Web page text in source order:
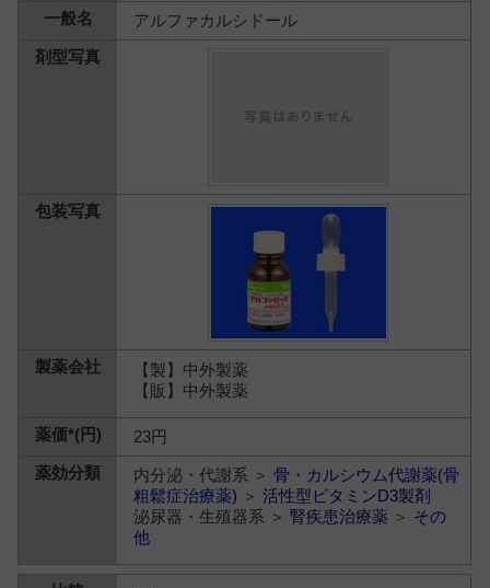
アルファカルシドール
【製】中外製薬
【販】中外製薬
23円
内分泌・代謝系 ＞骨・カルシウム代謝薬(骨
粗鬆症治療薬) ＞活性型ビタミンD3製剤
泌尿器・生殖器系 ＞腎疾患治療薬 ＞ その
他